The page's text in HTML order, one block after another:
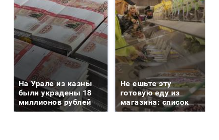
На Урале из казны
были украдены 18
миллионов рублей
Не ешьте эту
готовую еду из
магазина: список